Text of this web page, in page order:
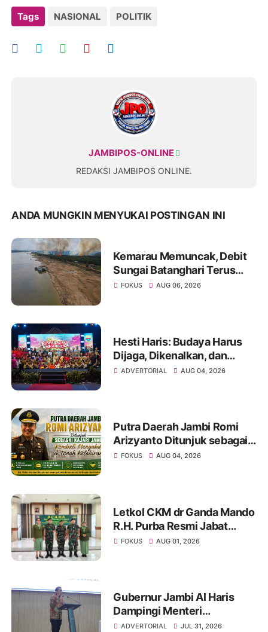
Tags NASIONAL POLITIK
JAMBIPOS-ONLINE
REDAKSI JAMBIPOS ONLINE.
ANDA MUNGKIN MENYUKAI POSTINGAN INI
Kemarau Memuncak, Debit
Sungai Batanghari Terus
Menyusut, Jambi Hadapi
FOKUS AUG 06, 2026
Hesti Haris: Budaya Harus
Dijaga, Dikenalkan, dan
Diwariskan
ADVERTORIAL AUG 04, 2026
Putra Daerah Jambi Romi
Arizyanto Ditunjuk sebagai
Kajari Jambi, Kembali
FOKUS AUG 04, 2026
Letkol CKM dr Ganda Mando
R.H. Purba Resmi Jabat
Dandenkesyah 02.04.02
FOKUS AUG 01, 2026
Gubernur Jambi Al Haris
Dampingi Menteri
Kebudayaan RI Beri Kuliah
ADVERTORIAL JUL 31, 2026